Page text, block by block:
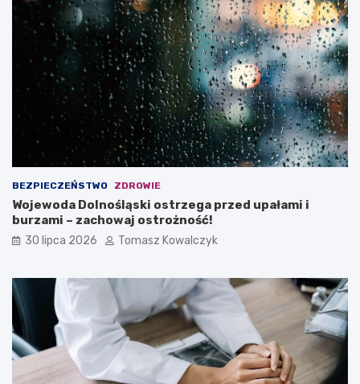
BEZPIECZEŃSTWO ZDROWIE
Wojewoda Dolnośląski ostrzega przed upałami i
burzami – zachowaj ostrożność!
30 lipca 2026 Tomasz Kowalczyk